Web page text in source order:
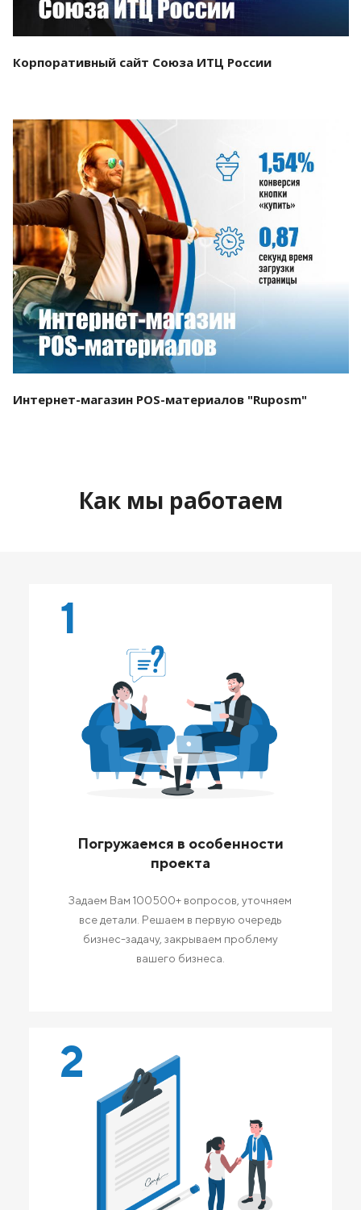
Корпоративный сайт Союза ИТЦ России
Смотреть проект
Интернет-магазин POS-материалов "Ruposm"
Как мы работаем
1
Погружаемся в особенности
проекта
Задаем Вам 100500+ вопросов, уточняем
все детали. Решаем в первую очередь
бизнес-задачу, закрываем проблему
вашего бизнеса.
2